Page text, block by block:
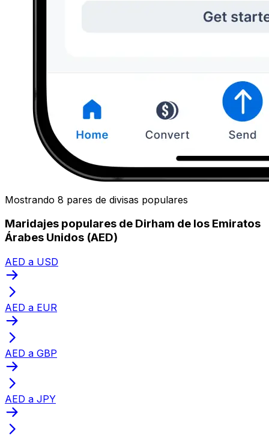
Mostrando 8 pares de divisas populares
Maridajes populares de Dirham de los Emiratos
Árabes Unidos (AED)
AED a USD
AED a EUR
AED a GBP
AED a JPY